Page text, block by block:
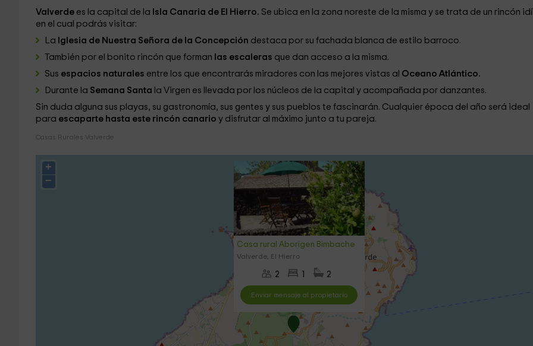
Valverde es la capital de la Isla Canaria de El Hierro. Se ubica en la zona noreste de la misma y se trata de un rincón
en el cual podrás visitar:
La Iglesia de Nuestra Señora de la Concepción destaca por su fachada blanca de estilo barroco.
También por el bonito rincón que forman las escaleras que dan acceso a la misma.
Sus espacios naturales entre los que encontrarás miradores con las mejores vistas al Oceano Atlántico.
Durante la Semana Santa la Virgen es llevada por los núcleos de la capital y acompañada por danzantes.
Sin duda alguna sus playas, su gastronomía, sus gentes y sus pueblos te fascinarán. Cualquier época del año será ideal
para escaparte hasta este rincón canario y disfrutar al máximo junto a tu pareja.
Casas Rurales Valverde
Casa rural Aborigen Bimbache
Valverde, El Hierro
2 2
Enviar mensaje al propietario
+
−